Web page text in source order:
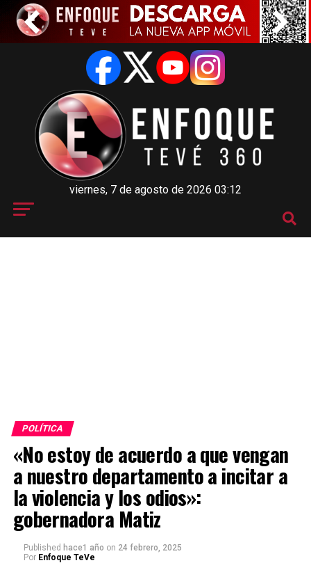
viernes, 7 de agosto de 2026 03:12
POLÍTICA
«No estoy de acuerdo a que vengan
a nuestro departamento a incitar a
la violencia y los odios»:
gobernadora Matiz
Published hace1 año on 24 febrero, 2025
Por Enfoque TeVe